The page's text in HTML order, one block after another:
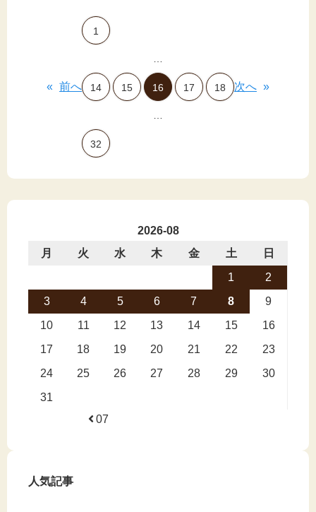
« 前へ
1
14 15 16 17 18
32
次へ »
2026-08
月
火 水 木 金 土
日
1
2
3
4 5 6 7 8
9
10
11 12 13 14 15
16
17
18 19 20 21 22
23
24
25 26 27 28 29
30
31
07
人気記事